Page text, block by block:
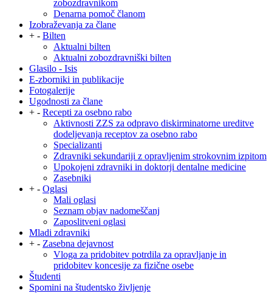
zobozdravnikom
Denarna pomoč članom
Izobraževanja za člane
+ - Bilten
Aktualni bilten
Aktualni zobozdravniški bilten
Glasilo - Isis
E-zborniki in publikacije
Fotogalerije
Ugodnosti za člane
+ - Recepti za osebno rabo
Aktivnosti ZZS za odpravo diskirminatorne ureditve
dodeljevanja receptov za osebno rabo
Specializanti
Zdravniki sekundariji z opravljenim strokovnim izpitom
Upokojeni zdravniki in doktorji dentalne medicine
Zasebniki
+ - Oglasi
Mali oglasi
Seznam objav nadomeščanj
Zaposlitveni oglasi
Mladi zdravniki
+ - Zasebna dejavnost
Vloga za pridobitev potrdila za opravljanje in
pridobitev koncesije za fizične osebe
Študenti
Spomini na študentsko življenje